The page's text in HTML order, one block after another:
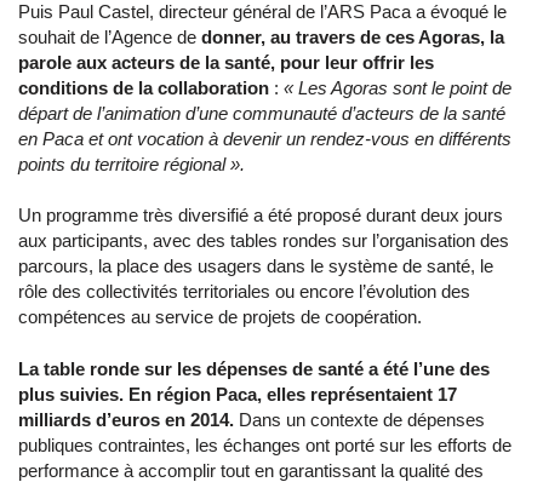
Puis Paul Castel, directeur général de l’ARS Paca a évoqué le
souhait de l’Agence de donner, au travers de ces Agoras, la
parole aux acteurs de la santé, pour leur offrir les
conditions de la collaboration : « Les Agoras sont le point de
départ de l’animation d’une communauté d’acteurs de la santé
en Paca et ont vocation à devenir un rendez-vous en différents
points du territoire régional ».
Un programme très diversifié a été proposé durant deux jours
aux participants, avec des tables rondes sur l’organisation des
parcours, la place des usagers dans le système de santé, le
rôle des collectivités territoriales ou encore l’évolution des
compétences au service de projets de coopération.
La table ronde sur les dépenses de santé a été l’une des
plus suivies. En région Paca, elles représentaient 17
milliards d’euros en 2014. Dans un contexte de dépenses
publiques contraintes, les échanges ont porté sur les efforts de
performance à accomplir tout en garantissant la qualité des